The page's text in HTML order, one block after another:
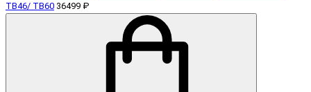
TB46/ TB60 36499 ₽